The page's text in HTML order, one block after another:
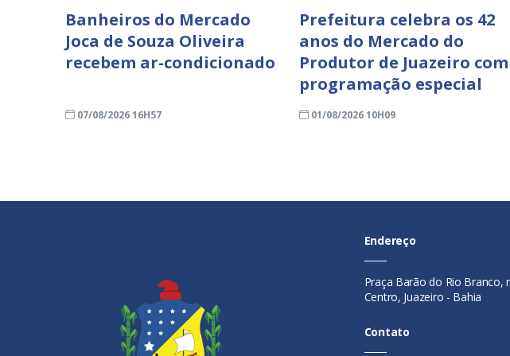
Banheiros do Mercado
Joca de Souza Oliveira
recebem ar-condicionado
07/08/2026 16H57
Prefeitura celebra os 42
anos do Mercado do
Produtor de Juazeiro com
programação especial
01/08/2026 10H09
Endereço
Praça Barão do Rio Branco,
Centro, Juazeiro - Bahia
Contato